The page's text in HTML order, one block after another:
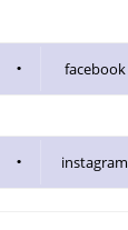
facebook
instagram